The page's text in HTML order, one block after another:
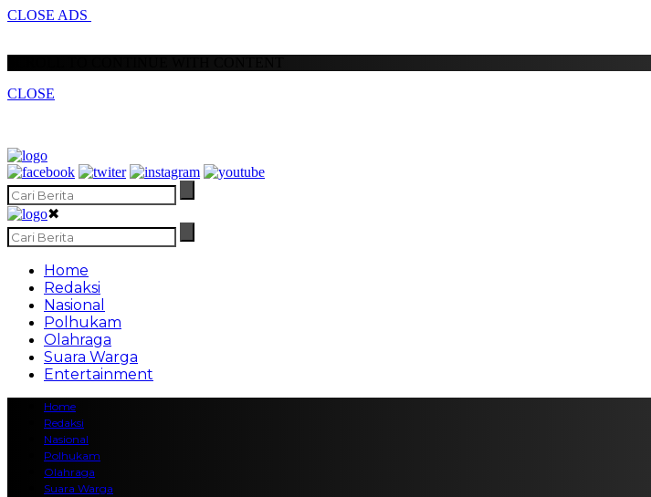
CLOSE ADS
CLOSE
✖
Home
Redaksi
Nasional
Polhukam
Olahraga
Suara Warga
Entertainment
Home
Redaksi
Nasional
Polhukam
Olahraga
Suara Warga